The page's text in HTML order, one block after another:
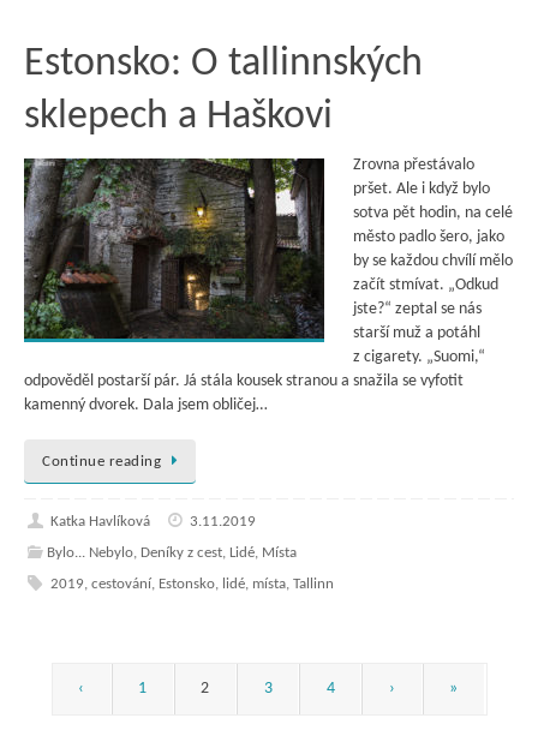
Estonsko: O tallinnských
sklepech a Haškovi
Zrovna přestávalo
pršet. Ale i když bylo
sotva pět hodin, na celé
město padlo šero, jako
by se každou chvílí mělo
začít stmívat. „Odkud
jste?“ zeptal se nás
starší muž a potáhl
z cigarety. „Suomi,“
odpověděl postarší pár. Já stála kousek stranou a snažila se vyfotit
kamenný dvorek. Dala jsem obličej…
Continue reading
Katka Havlíková
3.11.2019
Bylo... Nebylo, Deníky z cest, Lidé, Místa
2019, cestování, Estonsko, lidé, místa, Tallinn
‹ 1 2 3 4 › »